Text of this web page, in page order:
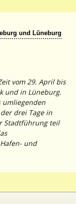
und Lüneburg
vom 29. April bis
und in Lüneburg.
umliegenden
drei Tage in
Stadtführung teil
und